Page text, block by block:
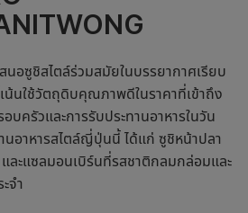
นอซูชิสไตล์ร่วมสมัยในบรรยากาศเรียบ
นใช้วัตถุดิบคุณภาพดีในราคาที่เข้าถึง
บครัวและการรับประทานอาหารในวัน
นอาหารสไตล์ญี่ปุ่นนี้ ได้แก่ ซูชิหน้าปลา
ละแซลมอนเบิร์นที่รสชาติกลมกล่อมและ
จำ